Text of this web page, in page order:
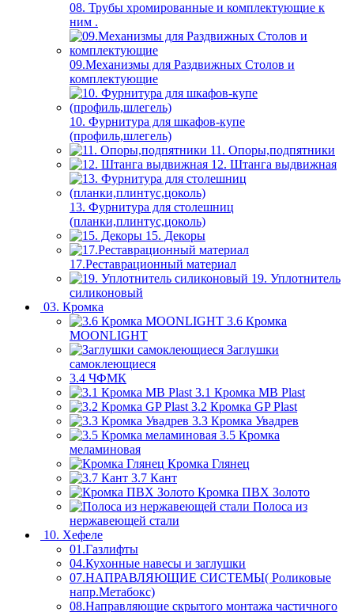
08. Трубы хромированные и комплектующие к
ним .
09.Механизмы для Раздвижных Столов и
комплектующие
10. Фурнитура для шкафов-купе
(профиль,шлегель)
11. Опоры,подпятники
12. Штанга выдвижная
13. Фурнитура для столешниц
(планки,плинтус,цоколь)
15. Декоры
17.Реставрационный материал
19. Уплотнитель
силиконовый
03. Кромка
3.6 Кромка
MOONLIGHT
Заглушки
самоклеющиеся
3.4 ЧФМК
3.1 Кромка MB Plast
3.2 Кромка GP Plast
3.3 Кромка Увадрев
3.5 Кромка
меламиновая
Кромка Глянец
3.7 Кант
Кромка ПВХ Золото
Полоса из
нержавеющей стали
10. Хефеле
01.Газлифты
04.Кухонные навесы и заглушки
07.НАПРАВЛЯЮЩИЕ СИСТЕМЫ( Роликовые
напр.Метабокс)
08.Направляющие скрытого монтажа частичного